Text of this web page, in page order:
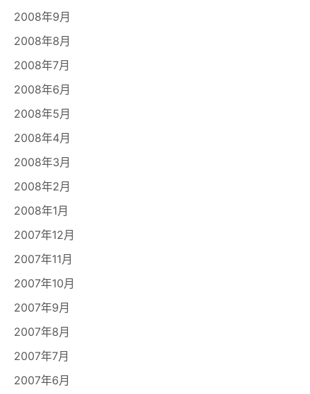
2008年9月
2008年8月
2008年7月
2008年6月
2008年5月
2008年4月
2008年3月
2008年2月
2008年1月
2007年12月
2007年11月
2007年10月
2007年9月
2007年8月
2007年7月
2007年6月